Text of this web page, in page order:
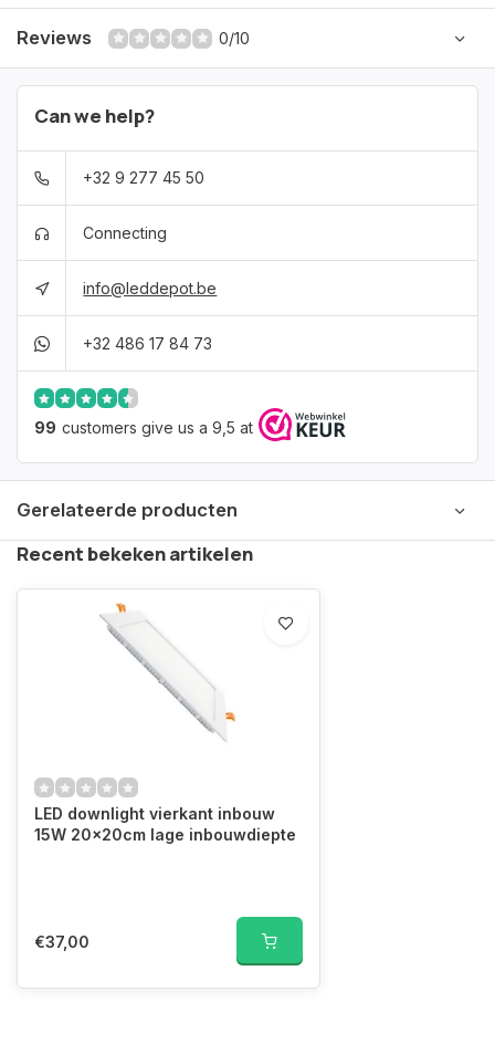
Reviews 0/10
Can we help?
+32 9 277 45 50
Connecting
info@leddepot.be
+32 486 17 84 73
99 customers give us a 9,5 at
Gerelateerde producten
Recent bekeken artikelen
LED downlight vierkant inbouw
15W 20x20cm lage inbouwdiepte
€37,00